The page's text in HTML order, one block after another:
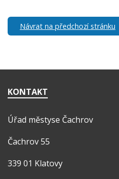
Návrat na předchozí stránku
KONTAKT
Úřad městyse Čachrov
Čachrov 55
339 01 Klatovy